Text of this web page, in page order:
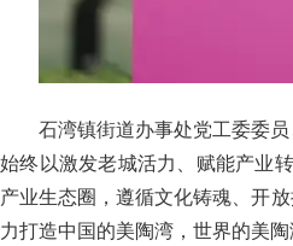
石湾镇街道办事处党工委委
始终以激发老城活力、赋能产业
产业生态圈，遵循文化铸魂、开
力打造中国的美陶湾，世界的美陶